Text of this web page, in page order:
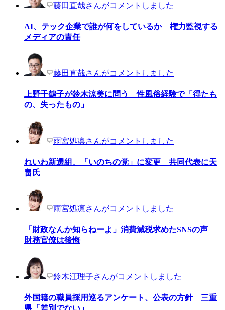
藤田直哉さんがコメントしました
AI、テック企業で誰が何をしているか 権力監視する
メディアの責任
藤田直哉さんがコメントしました
上野千鶴子が鈴木涼美に問う 性風俗経験で「得たも
の、失ったもの」
雨宮処凛さんがコメントしました
れいわ新選組、「いのちの党」に変更 共同代表に天
畠氏
雨宮処凛さんがコメントしました
「財政なんか知らねーよ」消費減税求めたSNSの声
財務官僚は後悔
鈴木江理子さんがコメントしました
外国籍の職員採用巡るアンケート、公表の方針 三重
県「差別でない」